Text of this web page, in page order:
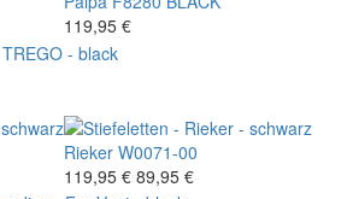
119,95 €
Rieker W0071-00
119,95 € 89,95 €